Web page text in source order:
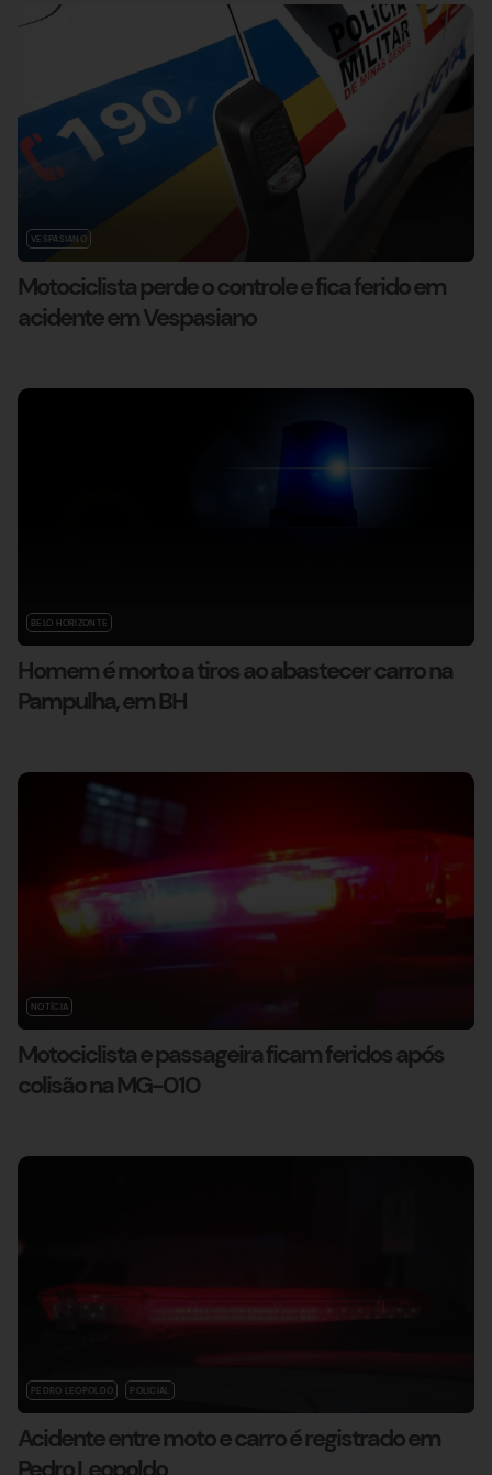
VESPASIANO
Motociclista perde o controle e fica ferido em
acidente em Vespasiano
BELO HORIZONTE
Homem é morto a tiros ao abastecer carro na
Pampulha, em BH
NOTÍCIA
Motociclista e passageira ficam feridos após
colisão na MG-010
PEDRO LEOPOLDO POLICIAL
Acidente entre moto e carro é registrado em
Pedro Leopoldo